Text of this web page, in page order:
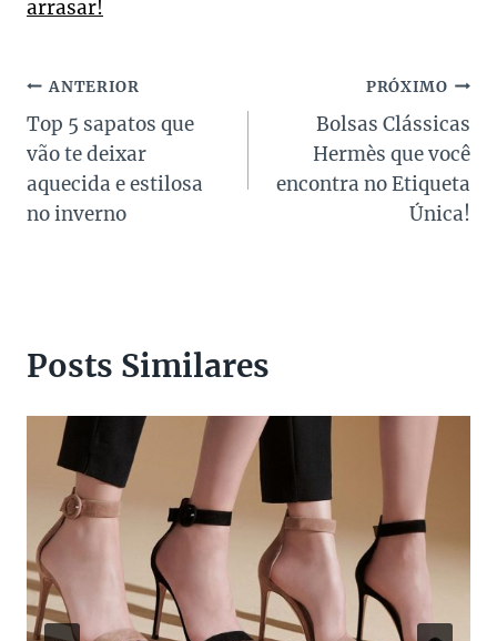
arrasar!
Navegação
de
Post
ANTERIOR
Top 5 sapatos que
vão te deixar
aquecida e estilosa
no inverno
PRÓXIMO
Bolsas Clássicas
Hermès que você
encontra no Etiqueta
Única!
Posts Similares